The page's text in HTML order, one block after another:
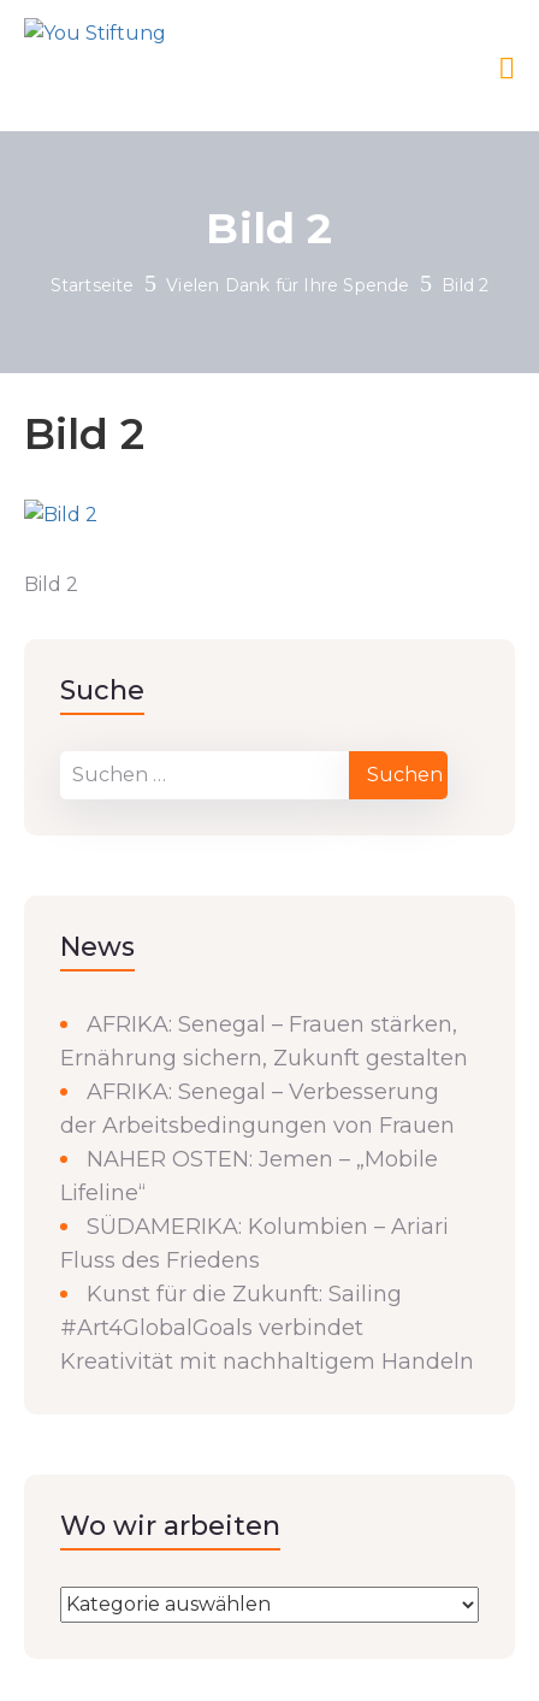
Bild 2
Startseite Vielen Dank für Ihre Spende Bild 2
Bild 2
Bild 2
Suche
News
AFRIKA: Senegal – Frauen stärken,
Ernährung sichern, Zukunft gestalten
AFRIKA: Senegal – Verbesserung
der Arbeitsbedingungen von Frauen
NAHER OSTEN: Jemen – „Mobile
Lifeline“
SÜDAMERIKA: Kolumbien – Ariari
Fluss des Friedens
Kunst für die Zukunft: Sailing
#Art4GlobalGoals verbindet
Kreativität mit nachhaltigem Handeln
Wo wir arbeiten